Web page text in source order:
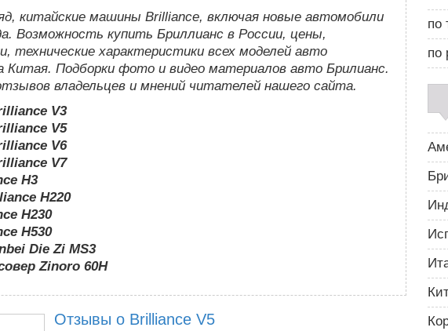
китайские машины Brilliance, включая новые автомобили
Возможность купить Бриллианс в России, цены,
технические характеристики всех моделей авто
Китая. Подборки фото и видео материалов авто Брилианс.
владельцев и мнений читателей нашего сайта.
V3
V5
V6
V7
H3
H220
H230
H530
Die Zi MS3
Zinoro 60H
Отзывы о Brilliance V5
а
р
2
по
по